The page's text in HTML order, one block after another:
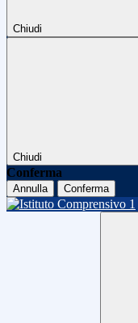
Chiudi
Chiudi
Conferma
Annulla Conferma